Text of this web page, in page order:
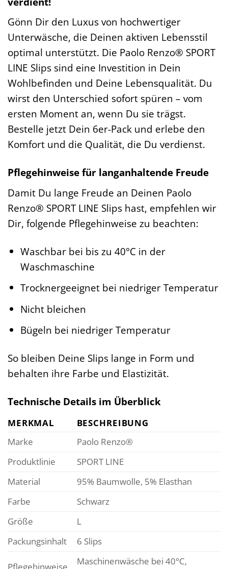
Gönn Dir den Luxus von hochwertiger
Unterwäsche, die Deinen aktiven Lebensstil
optimal unterstützt. Die Paolo Renzo® SPORT
LINE Slips sind eine Investition in Dein
Wohlbefinden und Deine Lebensqualität. Du
wirst den Unterschied sofort spüren – vom
ersten Moment an, wenn Du sie trägst.
Bestelle jetzt Dein 6er-Pack und erlebe den
Komfort und die Qualität, die Du verdienst.
Pflegehinweise für langanhaltende Freude
Damit Du lange Freude an Deinen Paolo
Renzo® SPORT LINE Slips hast, empfehlen wir
Dir, folgende Pflegehinweise zu beachten:
Waschbar bei bis zu 40°C in der
Waschmaschine
Trocknergeeignet bei niedriger Temperatur
Nicht bleichen
Bügeln bei niedriger Temperatur
So bleiben Deine Slips lange in Form und
behalten ihre Farbe und Elastizität.
Technische Details im Überblick
MERKMAL
BESCHREIBUNG
Marke
Paolo Renzo®
Produktlinie
SPORT LINE
Material
95% Baumwolle, 5% Elasthan
Farbe
Schwarz
Größe
L
Packungsinhalt
6 Slips
Maschinenwäsche bei 40°C,